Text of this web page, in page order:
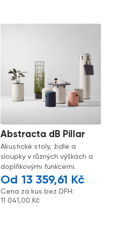
Abstracta dB Pillar
Akustické stoly, židle a
sloupky v různých výškách a
doplňkovými funkcemi.
13 359,61 Kč
Cena za kus bez DPH:
11 041,00 Kč